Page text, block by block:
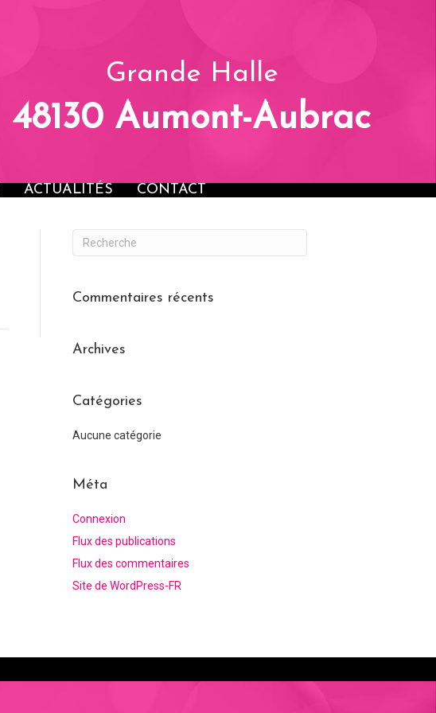
Grande Halle
48130 Aumont-Aubrac
ACTUALITÉS CONTACT
Commentaires récents
Archives
Catégories
Aucune catégorie
Méta
Connexion
Flux des publications
Flux des commentaires
Site de WordPress-FR